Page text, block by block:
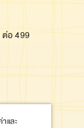
ต่อ 499
และ